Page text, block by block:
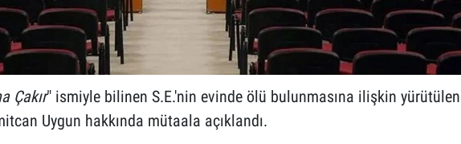
Çakır" ismiyle bilinen S.E.'nin evinde ölü bulunmasına ilişkin yürütülen
Uygun hakkında mütaala açıklandı.